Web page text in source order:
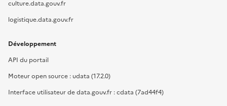
culture.data.gouv.fr
logistique.data.gouv.fr
Développement
API du portail
Moteur open source : udata (17.2.0)
Interface utilisateur de data.gouv.fr : cdata (7ad44f4)